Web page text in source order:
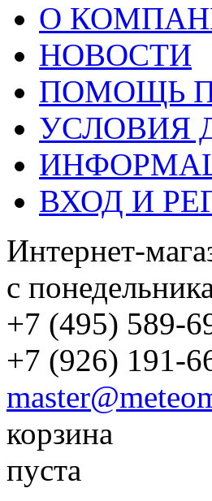
О
НОВОСТИ
ПОМОЩЬ
УСЛОВИЯ
ВХОД И
Интернет-
с
+7 (495) 589-
+7 (926) 191-
корзина
пуста